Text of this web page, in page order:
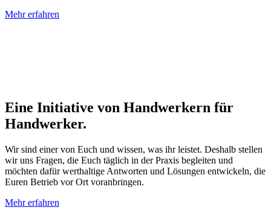
Mehr erfahren
Eine Initiative von Handwerkern für
Handwerker.
Wir sind einer von Euch und wissen, was ihr leistet. Deshalb stellen
wir uns Fragen, die Euch täglich in der Praxis begleiten und
möchten dafür werthaltige Antworten und Lösungen entwickeln, die
Euren Betrieb vor Ort voranbringen.
Mehr erfahren